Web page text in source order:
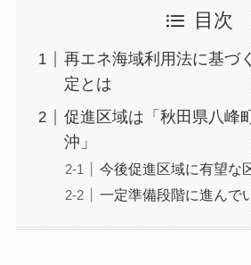
目次
再エネ海域利用法に基づ
定とは
促進区域は「秋田県八峰
沖」
今後促進区域に有望な
一定準備段階に進んで